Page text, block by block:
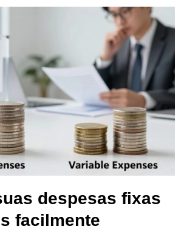
despesas fixas
facilmente